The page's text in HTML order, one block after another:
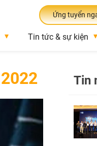
Ứng tuyển
Tin tức & sự kiện
Tin